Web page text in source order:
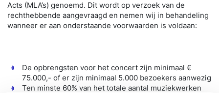
Acts (MLA’s) genoemd. Dit wordt op verzoek van de
rechthebbende aangevraagd en nemen wij in behandeling
wanneer er aan onderstaande voorwaarden is voldaan:
De opbrengsten voor het concert zijn minimaal €
75.000,- of er zijn minimaal 5.000 bezoekers aanwezig
Ten minste 60% van het totale aantal muziekwerken